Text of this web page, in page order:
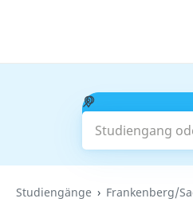
Studiengang
Studiengänge Frankenberg/